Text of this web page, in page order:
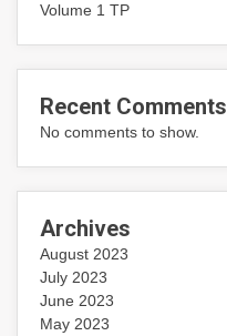
Volume 1 TP
Recent Comments
No comments to show.
Archives
August 2023
July 2023
June 2023
May 2023